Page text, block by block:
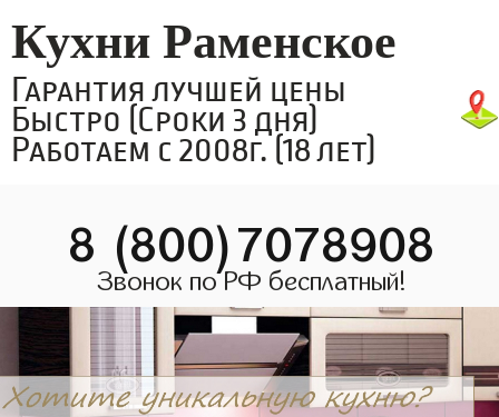
Кухни Раменское
Гарантия лучшей цены
Быстро (Сроки 3 дня)
Работаем с 2008г. (18 лет)
8 (800)7078908
Звонок по РФ бесплатный!